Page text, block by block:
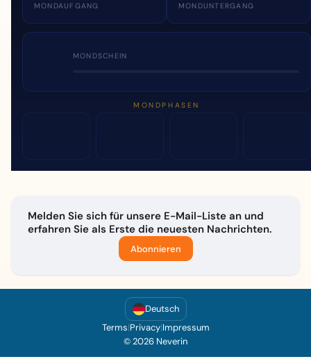
MONDAUFGANG MONDUNTERGANG
MONDSCHEIN
MONDPHASEN
Melden Sie sich für unsere E-Mail-Liste an und
erfahren Sie als Erste die neuesten Nachrichten.
Abonnieren
Deutsch
Terms|Privacy|Impressum
© 2026 Neverin